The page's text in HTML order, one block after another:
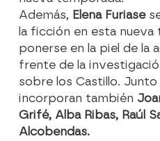
Además, Elena Furiase
la ficción en esta
ponerse en la piel de la
frente de la
sobre los Castillo. Junto
incorporan también
Grifé, Alba Ribas, Raúl
Alcobendas.